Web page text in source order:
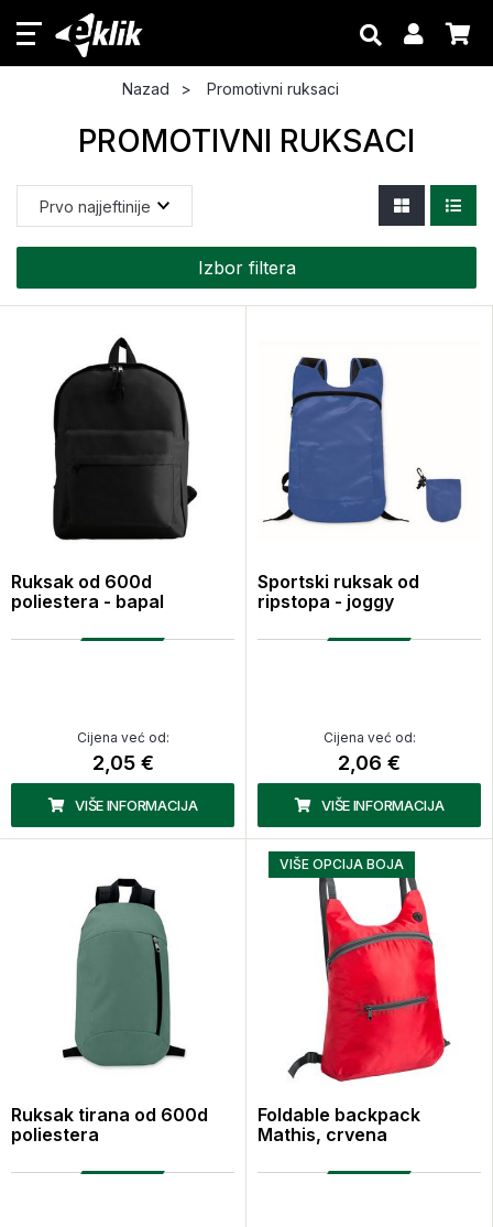
Nazad Promotivni ruksaci
PROMOTIVNI RUKSACI
Izbor filtera
Ruksak od 600d
poliestera - bapal
Cijena već od:
2,05 €
VIŠE INFORMACIJA
Sportski ruksak od
ripstopa - joggy
Cijena već od:
2,06 €
VIŠE INFORMACIJA
Ruksak tirana od 600d
poliestera
VIŠE OPCIJA BOJA
Foldable backpack
Mathis, crvena